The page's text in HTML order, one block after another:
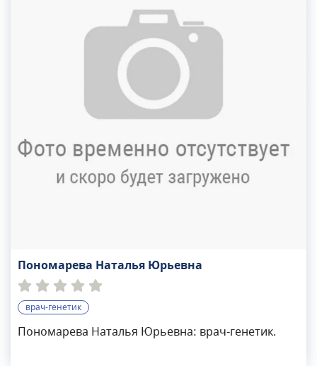
Пономарева Наталья Юрьевна
врач-генетик
Пономарева Наталья Юрьевна: врач-генетик.